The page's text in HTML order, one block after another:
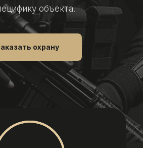
объекта.
охрану